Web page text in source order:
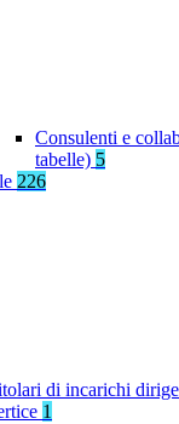
Consulenti e
tabelle) 5
226
di incarichi
1